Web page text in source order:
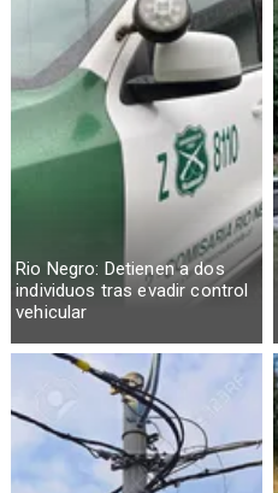
Rio Negro: Detienen a dos
individuos tras evadir control
vehicular